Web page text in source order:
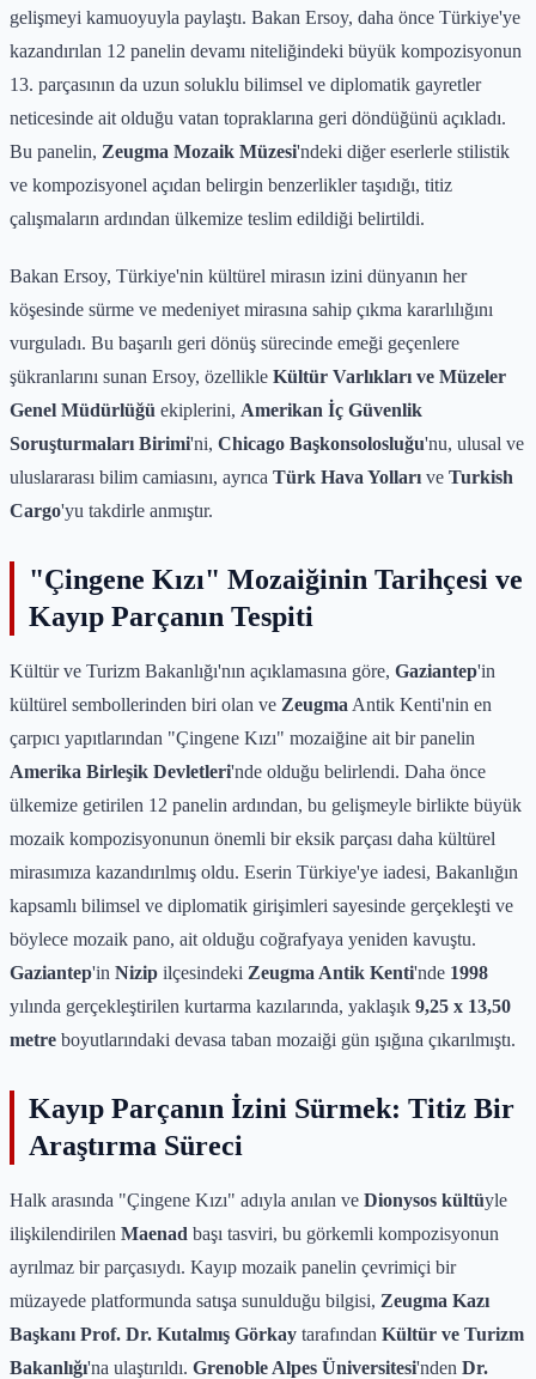
gelişmeyi kamuoyuyla paylaştı. Bakan Ersoy, daha önce Türkiye'ye
kazandırılan 12 panelin devamı niteliğindeki büyük kompozisyonun
13. parçasının da uzun soluklu bilimsel ve diplomatik gayretler
neticesinde ait olduğu vatan topraklarına geri döndüğünü açıkladı.
Bu panelin, Zeugma Mozaik Müzesi'ndeki diğer eserlerle stilistik
ve kompozisyonel açıdan belirgin benzerlikler taşıdığı, titiz
çalışmaların ardından ülkemize teslim edildiği belirtildi.
Bakan Ersoy, Türkiye'nin kültürel mirasın izini dünyanın her
köşesinde sürme ve medeniyet mirasına sahip çıkma kararlılığını
vurguladı. Bu başarılı geri dönüş sürecinde emeği geçenlere
şükranlarını sunan Ersoy, özellikle Kültür Varlıkları ve Müzeler
Genel Müdürlüğü ekiplerini, Amerikan İç Güvenlik
Soruşturmaları Birimi'ni, Chicago Başkonsolosluğu'nu, ulusal ve
uluslararası bilim camiasını, ayrıca Türk Hava Yolları ve Turkish
Cargo'yu takdirle anmıştır.
"Çingene Kızı" Mozaiğinin Tarihçesi ve
Kayıp Parçanın Tespiti
Kültür ve Turizm Bakanlığı'nın açıklamasına göre, Gaziantep'in
kültürel sembollerinden biri olan ve Zeugma Antik Kenti'nin en
çarpıcı yapıtlarından "Çingene Kızı" mozaiğine ait bir panelin
Amerika Birleşik Devletleri'nde olduğu belirlendi. Daha önce
ülkemize getirilen 12 panelin ardından, bu gelişmeyle birlikte büyük
mozaik kompozisyonunun önemli bir eksik parçası daha kültürel
mirasımıza kazandırılmış oldu. Eserin Türkiye'ye iadesi, Bakanlığın
kapsamlı bilimsel ve diplomatik girişimleri sayesinde gerçekleşti ve
böylece mozaik pano, ait olduğu coğrafyaya yeniden kavuştu.
Gaziantep'in Nizip ilçesindeki Zeugma Antik Kenti'nde 1998
yılında gerçekleştirilen kurtarma kazılarında, yaklaşık 9,25 x 13,50
metre boyutlarındaki devasa taban mozaiği gün ışığına çıkarılmıştı.
Kayıp Parçanın İzini Sürmek: Titiz Bir
Araştırma Süreci
Halk arasında "Çingene Kızı" adıyla anılan ve Dionysos kültüyle
ilişkilendirilen Maenad başı tasviri, bu görkemli kompozisyonun
ayrılmaz bir parçasıydı. Kayıp mozaik panelin çevrimiçi bir
müzayede platformunda satışa sunulduğu bilgisi, Zeugma Kazı
Başkanı Prof. Dr. Kutalmış Görkay tarafından Kültür ve Turizm
Bakanlığı'na ulaştırıldı. Grenoble Alpes Üniversitesi'nden Dr.